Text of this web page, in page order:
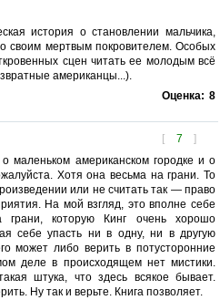
история о становлении мальчика,
своим мертвым покровителем. Особых
сцен читать ее молодым всё
американцы...).
Оценка: 8
[ 7 ]
маленьком американском городке и о
Хотя она весьма на грани. То
или не считать так — право
На мой взгляд, это вполне себе
грани, которую Кинг очень хорошо
себе упасть ни в одну, ни в другую
может либо верить в потусторонние
деле в происходящем нет мистики.
штука, что здесь всякое бывает.
Ну так и верьте. Книга позволяет.